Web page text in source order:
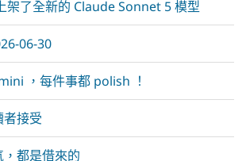
了全新的 Claude Sonnet 5 模型
06-30
，每件事都 polish ！
接受
都是借來的